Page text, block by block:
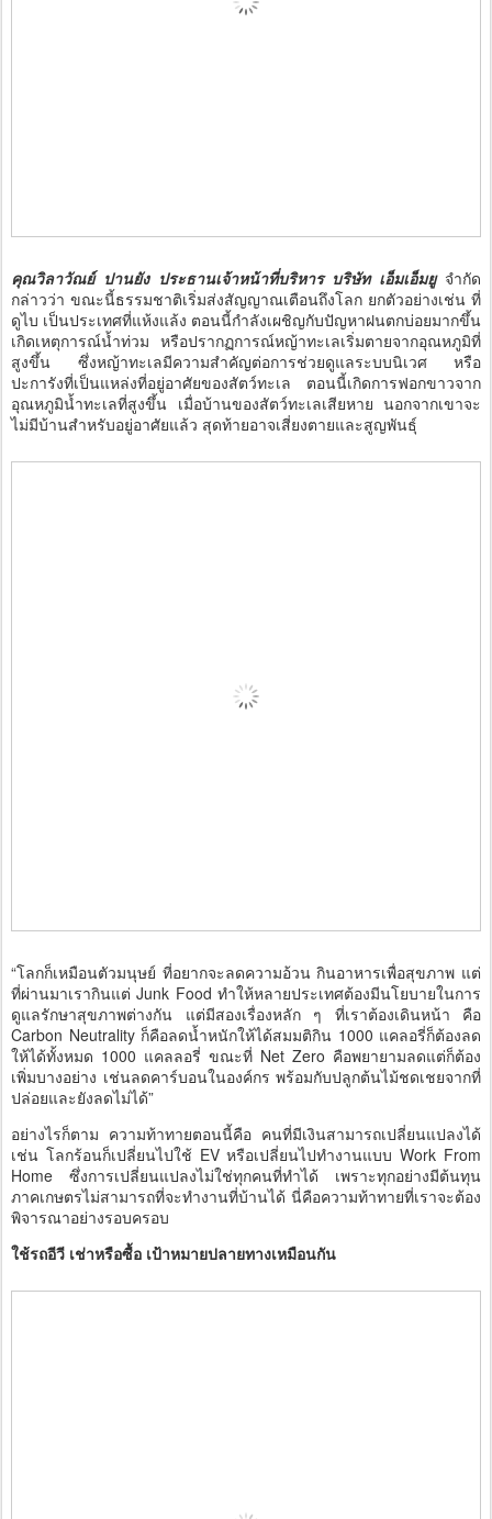
คุณวิลาวัณย์ ปานยัง ประธานเจ้าหน้าที่บริหาร บริษัท เอ็มเอ็มยู จำกัด
กล่าวว่า ขณะนี้ธรรมชาติเริ่มส่งสัญญาณเตือนถึงโลก ยกตัวอย่างเช่น ที่
ดูไบ เป็นประเทศที่แห้งแล้ง ตอนนี้กำลังเผชิญกับปัญหาฝนตกบ่อยมากขึ้น
เกิดเหตุการณ์น้ำท่วม หรือปรากฏการณ์หญ้าทะเลเริ่มตายจากอุณหภูมิที่
สูงขึ้น ซึ่งหญ้าทะเลมีความสำคัญต่อการช่วยดูแลระบบนิเวศ หรือ
ปะการังที่เป็นแหล่งที่อยู่อาศัยของสัตว์ทะเล ตอนนี้เกิดการฟอกขาวจาก
อุณหภูมิน้ำทะเลที่สูงขึ้น เมื่อบ้านของสัตว์ทะเลเสียหาย นอกจากเขาจะ
ไม่มีบ้านสำหรับอยู่อาศัยแล้ว สุดท้ายอาจเสี่ยงตายและสูญพันธุ์
“โลกก็เหมือนตัวมนุษย์ ที่อยากจะลดความอ้วน กินอาหารเพื่อสุขภาพ แต่
ที่ผ่านมาเรากินแต่ Junk Food ทำให้หลายประเทศต้องมีนโยบายในการ
ดูแลรักษาสุขภาพต่างกัน แต่มีสองเรื่องหลัก ๆ ที่เราต้องเดินหน้า คือ
Carbon Neutrality ก็คือลดน้ำหนักให้ได้สมมติกิน 1000 แคลอรี่ก็ต้องลด
ให้ได้ทั้งหมด 1000 แคลลอรี่ ขณะที่ Net Zero คือพยายามลดแต่ก็ต้อง
เพิ่มบางอย่าง เช่นลดคาร์บอนในองค์กร พร้อมกับปลูกต้นไม้ชดเชยจากที่
ปล่อยและยังลดไม่ได้”
อย่างไรก็ตาม ความท้าทายตอนนี้คือ คนที่มีเงินสามารถเปลี่ยนแปลงได้
เช่น โลกร้อนก็เปลี่ยนไปใช้ EV หรือเปลี่ยนไปทำงานแบบ Work From
Home ซึ่งการเปลี่ยนแปลงไม่ใช่ทุกคนที่ทำได้ เพราะทุกอย่างมีต้นทุน
ภาคเกษตรไม่สามารถที่จะทำงานที่บ้านได้ นี่คือความท้าทายที่เราจะต้อง
พิจารณาอย่างรอบครอบ
ใช้รถอีวี เช่าหรือซื้อ เป้าหมายปลายทางเหมือนกัน